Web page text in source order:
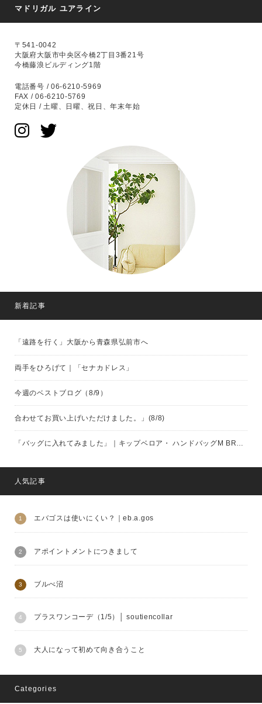
マドリガル ユアライン
〒541-0042
大阪府大阪市中央区今橋2丁目3番21号
今橋藤浪ビルディング1階
電話番号 / 06-6210-5969
FAX / 06-6210-5769
定休日 / 土曜、日曜、祝日、年末年始
新着記事
「遠路を行く」大阪から青森県弘前市へ
両手をひろげて｜「セナカドレス」
今週のベストブログ（8/9）
合わせてお買い上げいただけました。」(8/8)
人気記事
エバゴスは使いにくい？｜eb.a.gos
アポイントメントにつきまして
ブルべ沼
プラスワンコーデ（1/5）│ soutiencollar
大人になって初めて向き合うこと
Categories